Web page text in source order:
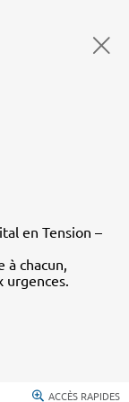
en Tension –
à chacun,
urgences.
ACCÈS RAPIDES